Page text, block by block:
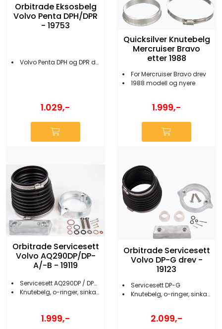
Orbitrade Eksosbelg
Volvo Penta DPH/DPR
- 19753
Volvo Penta DPH og DPR drev
1.029,-
Quicksilver Knutebelg
Mercruiser Bravo
etter 1988
For Mercruiser Bravo drev
1988 modell og nyere
1.999,-
Orbitrade Servicesett
Volvo AQ290DP/DP-
A/-B - 19119
Servicesett AQ290DP / DP-A/DP-B
Knutebelg, o-ringer, sinkanoder, foringer
1.999,-
Orbitrade Servicesett
Volvo DP-G drev -
19123
Servicesett DP-G
Knutebelg, o-ringer, sinkanoder, foringer
2.099,-